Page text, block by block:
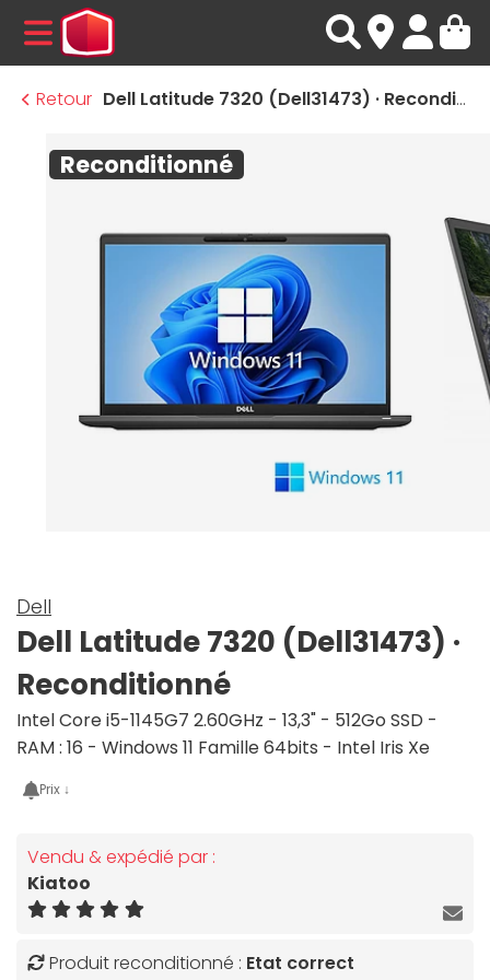
MENU
Retour
Dell Latitude 7320 (Dell31473) · Reconditionné
Reconditionné
Dell
Dell Latitude 7320 (Dell31473) ·
Reconditionné
Intel Core i5-1145G7 2.60GHz - 13,3" - 512Go SSD -
RAM : 16 - Windows 11 Famille 64bits - Intel Iris Xe
Prix ↓
Vendu & expédié par :
Kiatoo
Produit reconditionné : Etat correct